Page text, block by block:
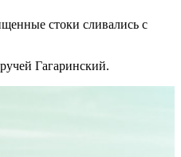
стоки сливались с
Гагаринский.